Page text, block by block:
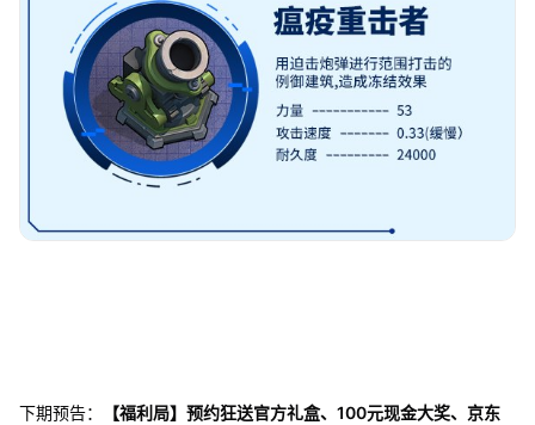
下期预告：
【福利局】预约狂送官方礼盒、100元现金大奖、京东